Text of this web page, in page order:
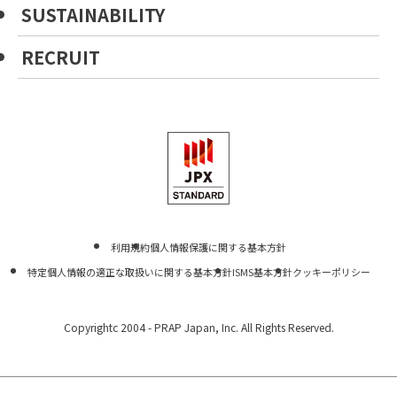
SUSTAINABILITY
RECRUIT
利用規約個人情報保護に関する基本方針
特定個人情報の適正な取扱いに関する基本方針ISMS基本方針クッキーポリシー
Copyrightc 2004 -PRAP Japan, Inc. All Rights Reserved.